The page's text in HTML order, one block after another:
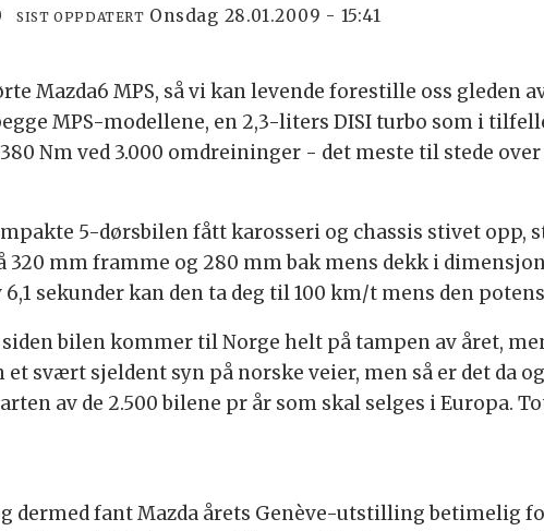
SIST OPPDATERT onsdag 28.01.2009 - 15:41
Mazda6 MPS, så vi kan levende forestille oss gleden
MPS-modellene, en 2,3-liters DISI turbo som i
Nm ved 3.000 omdreininger - det meste til stede
5-dørsbilen fått karosseri og chassis stivet opp,
mm framme og 280 mm bak mens dekk i
sekunder kan den ta deg til 100 km/t mens den
bilen kommer til Norge helt på tampen av året,
et svært sjeldent syn på norske veier, men så er det da
av de 2.500 bilene pr år som skal selges i Europa.
dermed fant Mazda årets Genève-utstilling betimelig